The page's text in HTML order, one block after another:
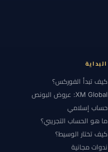
البداية
كيف تبدأ الفوركس؟
XM Global: عروض البونص
حساب إسلامي
ما هو الحساب التجريبي؟
كيف تختار الوسيط؟
ندوات مجانية